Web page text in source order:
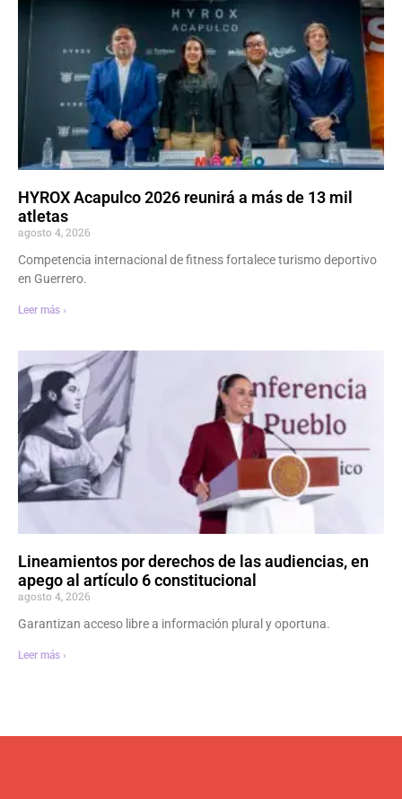
HYROX Acapulco 2026 reunirá a más de 13 mil
atletas
agosto 4, 2026
Competencia internacional de fitness fortalece turismo deportivo
en Guerrero.
Leer más ›
Lineamientos por derechos de las audiencias, en
apego al artículo 6 constitucional
agosto 4, 2026
Garantizan acceso libre a información plural y oportuna.
Leer más ›